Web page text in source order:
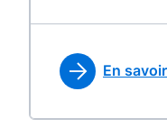
En